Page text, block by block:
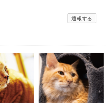
通報する